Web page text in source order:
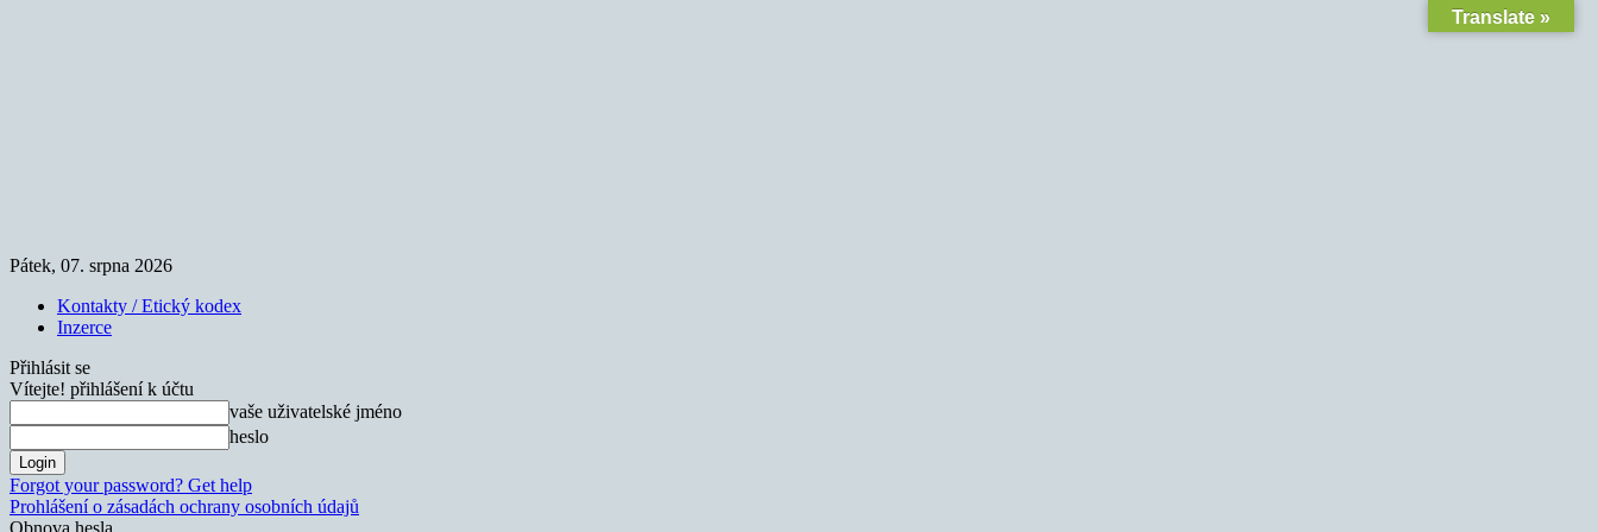
Pátek, 07. srpna 2026
Kontakty / Etický kodex
Inzerce
Přihlásit se
Vítejte! přihlášení k účtu
vaše uživatelské jméno
heslo
Forgot your password? Get help
Prohlášení o zásadách ochrany osobních údajů
Obnova hesla
Translate »